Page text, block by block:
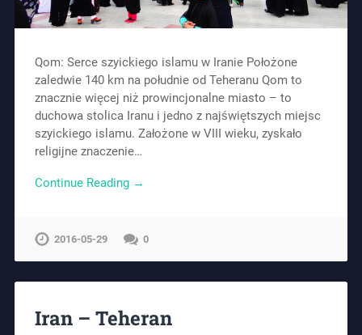
Qom: Serce szyickiego islamu w Iranie Położone
zaledwie 140 km na południe od Teheranu Qom to
znacznie więcej niż prowincjonalne miasto – to
duchowa stolica Iranu i jedno z najświętszych miejsc
szyickiego islamu. Założone w VIII wieku, zyskało
religijne znaczenie…
Continue Reading →
2016-05-29 0
Iran – Teheran